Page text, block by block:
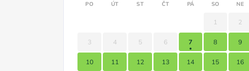
PO ÚT ST ČT PÁ SO NE
1 2
3 4 5 6 7 8 9
10 11 12 13 14 15 16